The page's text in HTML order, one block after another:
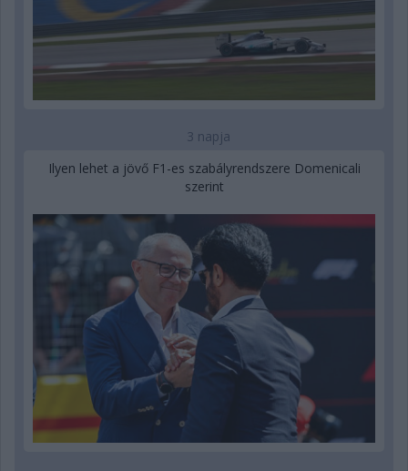
3 napja
Ilyen lehet a jövő F1-es szabályrendszere Domenicali
szerint